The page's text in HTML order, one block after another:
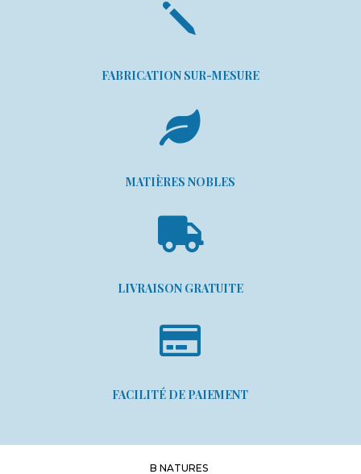
j
FABRICATION SUR-MESURE

MATIÈRES NOBLES

LIVRAISON GRATUITE

FACILITÉ DE PAIEMENT
B NATURES